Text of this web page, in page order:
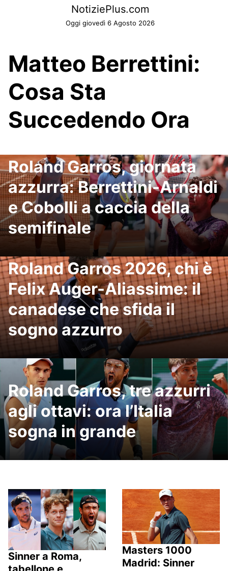
NotiziePlus.com
Oggi giovedì 6 Agosto 2026
Matteo Berrettini:
Cosa Sta
Succedendo Ora
Roland Garros, giornata
azzurra: Berrettini-Arnaldi
e Cobolli a caccia della
semifinale
Roland Garros 2026, chi è
Felix Auger-Aliassime: il
canadese che sfida il
sogno azzurro
Roland Garros, tre azzurri
agli ottavi: ora l’Italia
sogna in grande
Sinner a Roma,
Masters 1000
Madrid: Sinner